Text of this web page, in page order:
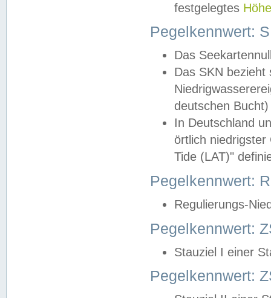
festgelegtes
Pegelkennwert:
Das
Das SKN
deutschen
In Deutschland
örtlich
Tide (LAT)"
Pegelkennwert:
Regulierungs-
Pegelkennwert:
Stauziel I einer
Pegelkennwert: